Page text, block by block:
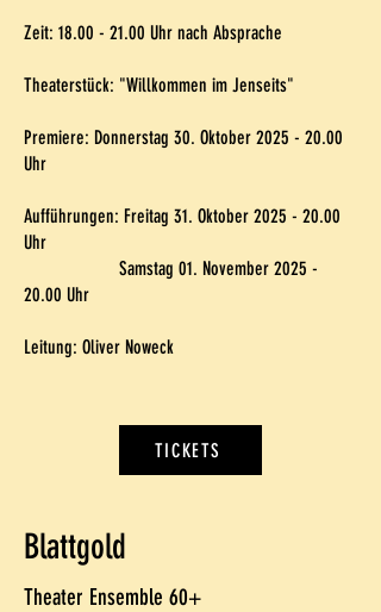
Zeit: 18.00 - 21.00 Uhr nach Absprache
Theaterstück: "Willkommen im Jenseits"
Premiere: Donnerstag 30. Oktober 2025 - 20.00
Uhr
Aufführungen: Freitag 31. Oktober 2025 - 20.00
Uhr
Samstag 01. November 2025 -
20.00 Uhr
Leitung: Oliver Noweck
TICKETS
Blattgold
Theater Ensemble 60+